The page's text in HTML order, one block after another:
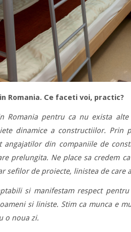
Romania. Ce faceti voi, practic?
Romania pentru ca nu exista
dinamice a constructiilor. Prin
din companiile de
prelungita. Ne place sa credem
sefilor de proiecte, linistea de
si manifestam respect
si liniste. Stim ca munca e
o noua zi.